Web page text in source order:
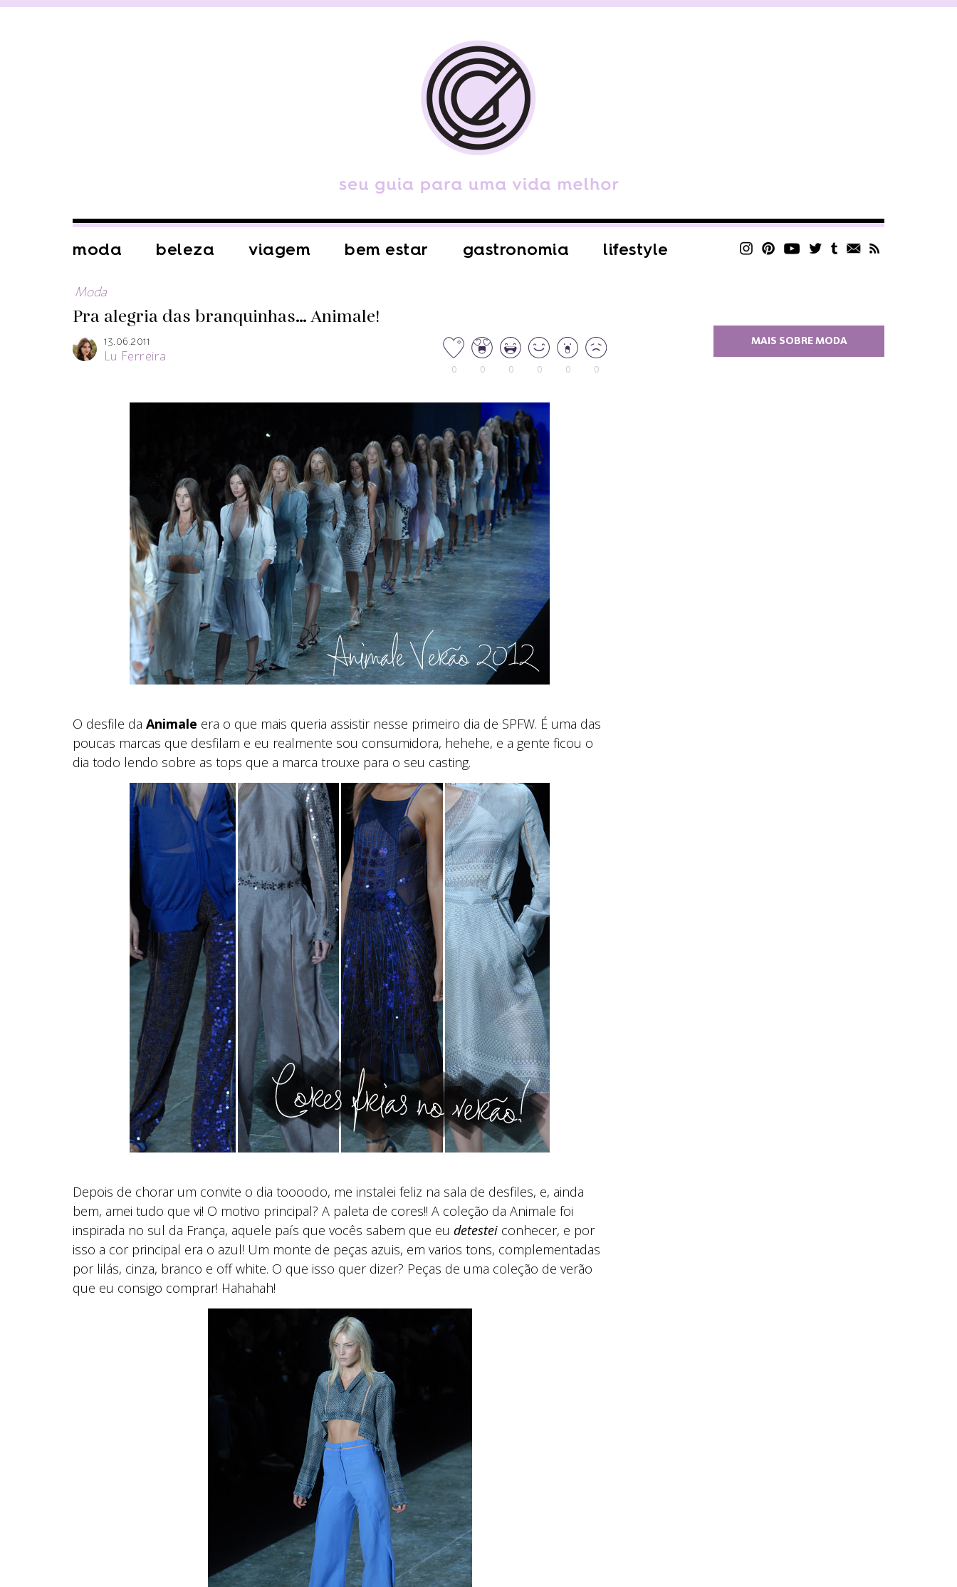
moda beleza viagem bem estar gastronomia lifestyle
Moda
Pra alegria das branquinhas… Animale!
13.06.2011
Lu Ferreira
0 0 0 0 0 0
O desfile da Animale era o que mais queria assistir nesse primeiro dia de SPFW. É uma das
poucas marcas que desfilam e eu realmente sou consumidora, hehehe, e a gente ficou o
dia todo lendo sobre as tops que a marca trouxe para o seu casting.
Depois de chorar um convite o dia toooodo, me instalei feliz na sala de desfiles, e, ainda
bem, amei tudo que vi! O motivo principal? A paleta de cores!! A coleção da Animale foi
inspirada no sul da França, aquele país que vocês sabem que eu detestei conhecer, e por
isso a cor principal era o azul! Um monte de peças azuis, em varios tons, complementadas
por lilás, cinza, branco e off white. O que isso quer dizer? Peças de uma coleção de verão
que eu consigo comprar! Hahahah!
MAIS SOBRE MODA